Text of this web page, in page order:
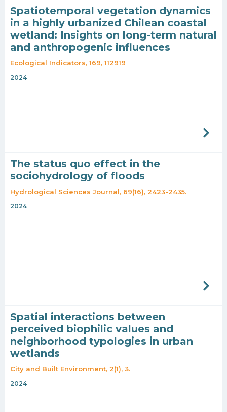
Spatiotemporal vegetation dynamics
in a highly urbanized Chilean coastal
wetland: Insights on long-term natural
and anthropogenic influences
Ecological Indicators, 169, 112919
2024
The status quo effect in the
sociohydrology of floods
Hydrological Sciences Journal, 69(16), 2423-2435.
2024
Spatial interactions between
perceived biophilic values and
neighborhood typologies in urban
wetlands
City and Built Environment, 2(1), 3.
2024